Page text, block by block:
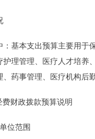
本支出预算主要用于
护理管理、医疗人才培养
、药事管理、医疗机构后
财政拨款预算说明
位范围